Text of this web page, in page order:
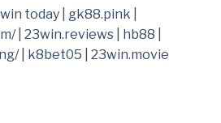
nay
tìm
ra
nguyên
nhân
sa
today gk88.pink
| 23win.reviews hb88
| k8bet05 23win.movie